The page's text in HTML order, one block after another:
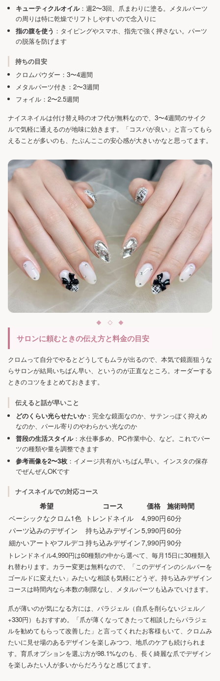
キューティクルオイル：週2〜3回、爪まわりに塗る。メタルパーツ
の周りは特に乾燥でリフトしやすいので念入りに
指の腹を使う ：タイピングやスマホ、指先で強く押さない。パーツ
の脱落を防げます
持ちの目安
クロムパウダー：3〜4週間
メタルパーツ付き：2〜3週間
フォイル：2〜2.5週間
ナイスネイルは付け替え時のオフ代が無料なので、3〜4週間のサイク
ルで気軽に通えるのが地味に効きます。「コスパが良い」と言ってもら
えることが多いのも、たぶんここの安心感が大きいかなと思ってます。
サロンに頼むときの伝え方と料金の目安
クロムって自分でやるとどうしてもムラが出るので、本気で鏡面狙うな
らサロンが結局いちばん早い、というのが正直なところ。オーダーする
ときのコツをまとめておきます。
伝えると話が早いこと
どのくらい光らせたいか：完全な鏡面なのか、サテンっぽく抑えめ
なのか、パール寄りのやわらかい光なのか
普段の生活スタイル：水仕事多め、PC作業中心、など。これでパー
ツの種類や量を調整できます
参考画像を2〜3枚：イメージ共有がいちばん早い。インスタの保存
でぜんぜんOKです
ナイスネイルでの対応コース
希望 コース 価格
施術時間
ベーシックなクロム1色
トレンドネイル 4,990円60分
パーツ込みのデザイン
持ち込みデザイン5,990円60分
細かいアートやフルデコ 持ち込みデザイン7,990円90分
トレンドネイル4,990円は60種類の中から選べて、毎月15日に30種類入
れ替わります。カラー変更は無料なので、「このデザインのシルバーを
ゴールドに変えたい」みたいな相談も気軽にどうぞ。持ち込みデザイン
コースは時間内なら本数の制限なし、メタルパーツも込みでいけます。
爪が薄いのが気になる方には、パラジェル（自爪を削らないジェル／
+330円）もおすすめ。「爪が薄くなってきたって相談したらパラジェ
ルを勧めてもらって改善した」と言ってくれたお客様もいて、クロムみ
たいに見せ場のあるデザインを楽しみつつ、地爪のケアも続けられま
す。育爪オプションを選ぶ方が98.1%なのも、長く綺麗な爪でデザイン
を楽しみたい人が多いからだろうなと感じてます。